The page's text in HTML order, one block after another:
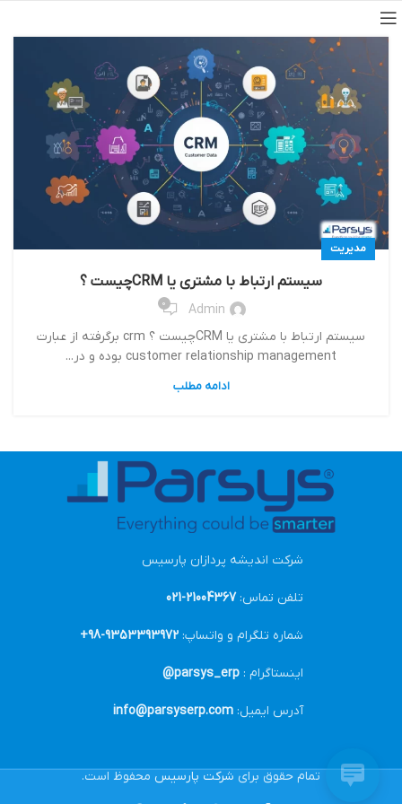
مدیریت
سیستم ارتباط با مشتری یا CRMچیست ؟
Admin
0
سیستم ارتباط با مشتری یا CRMچیست ؟ crm برگرفته از عبارت
customer relationship management بوده و در...
ادامه مطلب
شرکت اندیشه پردازان پارسیس
تلفن تماس:21004367-021
شماره تلگرام و واتساپ: 9353393972-98+
اینستاگرام : parsys_erp@
آدرس ایمیل: info@parsyserp.com
تمام حقوق برای شرکت پارسیس محفوظ است.